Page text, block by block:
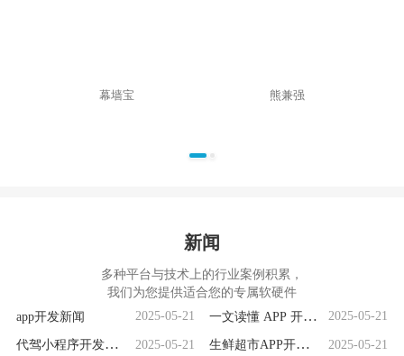
幕墙宝 熊兼强
新闻
多种平台与技术上的行业案例积累，
我们为您提供适合您的专属软硬件
app开发新闻
2025-05-21
一文读懂 APP 开发
全流程
2025-05-21
代驾小程序开发前
2025-05-21
生鲜超市APP开发解
2025-05-21